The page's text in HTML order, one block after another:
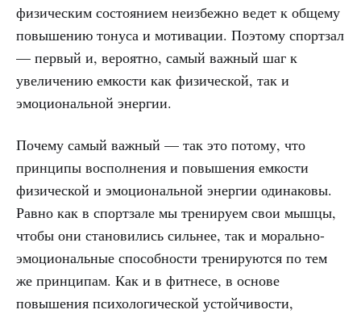
физическим состоянием неизбежно ведет к общему
повышению тонуса и мотивации. Поэтому спортзал
— первый и, вероятно, самый важный шаг к
увеличению емкости как физической, так и
эмоциональной энергии.
Почему самый важный — так это потому, что
принципы восполнения и повышения емкости
физической и эмоциональной энергии одинаковы.
Равно как в спортзале мы тренируем свои мышцы,
чтобы они становились сильнее, так и морально-
эмоциональные способности тренируются по тем
же принципам. Как и в фитнесе, в основе
повышения психологической устойчивости,